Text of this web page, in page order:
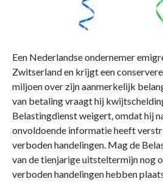
Een Nederlandse ondernemer
Zwitserland en krijgt een
miljoen over zijn aanmerkelijk
van betaling vraagt hij
Belastingdienst weigert, omdat hij
onvoldoende informatie heeft
verboden handelingen. Mag de
van de tienjarige uitsteltermijn nog
verboden handelingen hebben